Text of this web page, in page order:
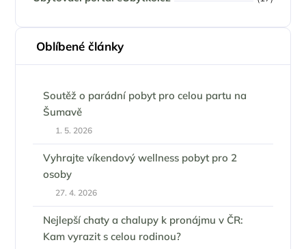
Oblíbené články
Soutěž o parádní pobyt pro celou partu na
Šumavě
1. 5. 2026
Vyhrajte víkendový wellness pobyt pro 2
osoby
27. 4. 2026
Nejlepší chaty a chalupy k pronájmu v ČR:
Kam vyrazit s celou rodinou?